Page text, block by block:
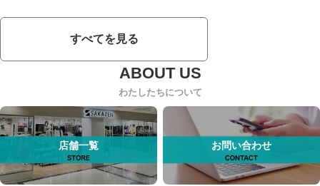
すべてを見る
わたしたちについて
店舗一覧 お問い合わせ